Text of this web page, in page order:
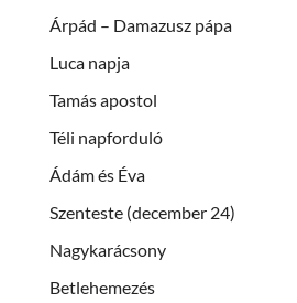
Árpád – Damazusz pápa
Luca napja
Tamás apostol
Téli napforduló
Ádám és Éva
Szenteste (december 24)
Nagykarácsony
Betlehemezés